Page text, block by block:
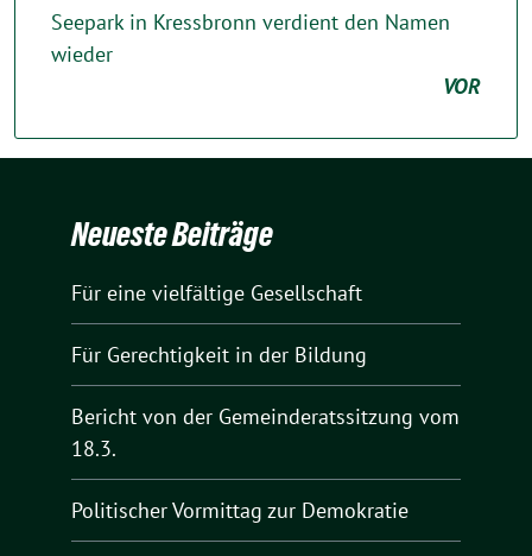
Seepark in Kressbronn verdient den Namen
wieder
VOR
Neueste Beiträge
Für eine vielfältige Gesellschaft
Für Gerechtigkeit in der Bildung
Bericht von der Gemeinderatssitzung vom
18.3.
Politischer Vormittag zur Demokratie